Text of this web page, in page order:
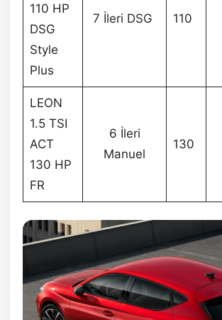
110 HP
DSG
Style
Plus
7 İleri DSG 110
LEON
1.5 TSI
ACT
130 HP
FR
6 İleri
Manuel
130